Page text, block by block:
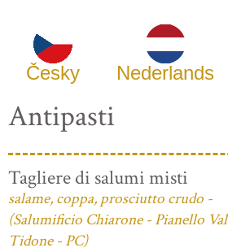
Česky Nederlands
Antipasti
Tagliere di salumi misti
salame, coppa, prosciutto crudo -
(Salumificio Chiarone - Pianello Val
Tidone - PC)